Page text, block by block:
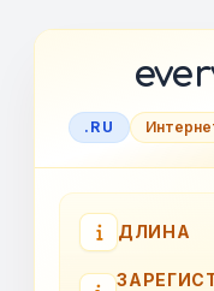
.RU
ДЛИНА